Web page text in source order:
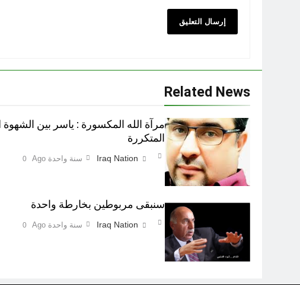
Related News
مرآة الله المكسورة : ياسر بين الشهوة
المتكررة
Iraq Nation سنة واحدة Ago 0
سنبقى مربوطين بخارطة واحدة
Iraq Nation سنة واحدة Ago 0